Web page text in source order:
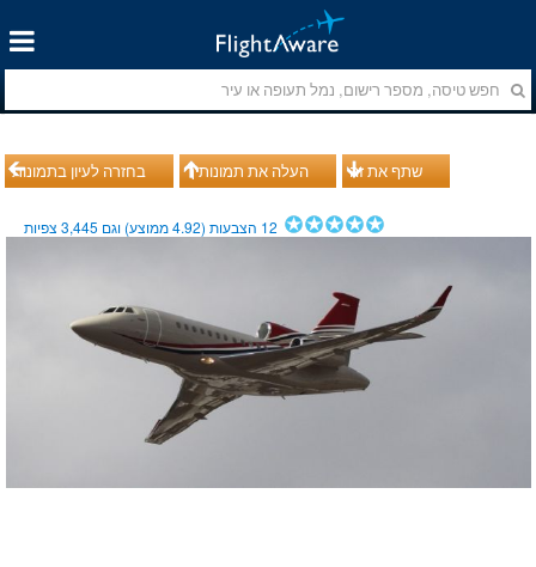
בחזרה לעיון בתמונות העלה את תמונותיך שתף את זה
12 הצבעות (4.92ממוצע) וגם 3,445צפיות